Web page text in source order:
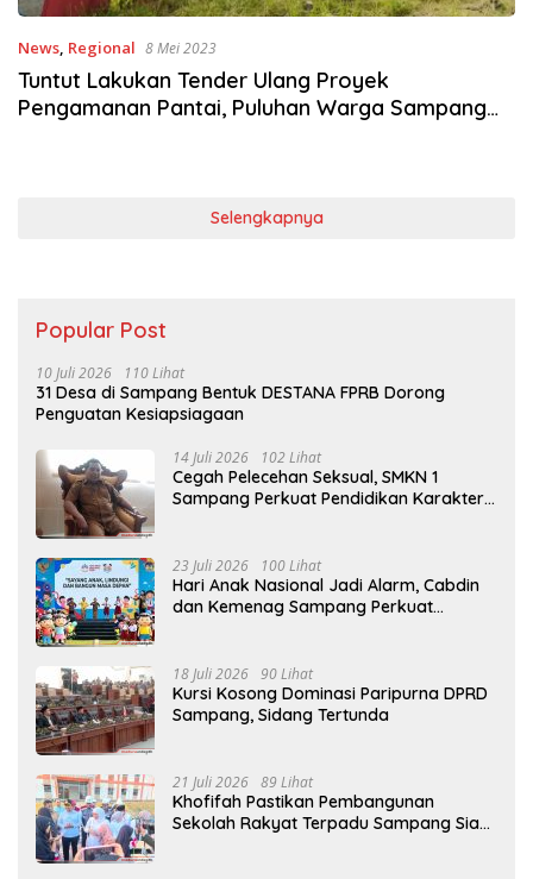
News, Regional 8 Mei 2023
Tuntut Lakukan Tender Ulang Proyek
Pengamanan Pantai, Puluhan Warga Sampang
Selengkapnya
Popular Post
10 Juli 2026 110 Lihat
31 Desa di Sampang Bentuk DESTANA FPRB Dorong
Penguatan Kesiapsiagaan
14 Juli 2026 102 Lihat
Cegah Pelecehan Seksual, SMKN 1
Sampang Perkuat Pendidikan Karakter
23 Juli 2026 100 Lihat
Hari Anak Nasional Jadi Alarm, Cabdin
dan Kemenag Sampang Perkuat
18 Juli 2026 90 Lihat
Kursi Kosong Dominasi Paripurna DPRD
Sampang, Sidang Tertunda
21 Juli 2026 89 Lihat
Khofifah Pastikan Pembangunan
Sekolah Rakyat Terpadu Sampang Siap